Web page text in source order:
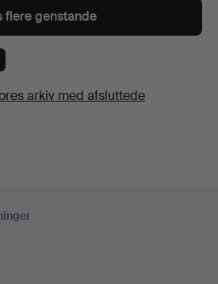
flere genstande
arkiv med afsluttede